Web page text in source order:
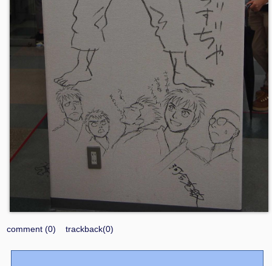
comment (0) trackback(0)